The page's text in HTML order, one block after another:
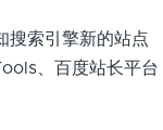
索引擎新的站点
、百度站长平台